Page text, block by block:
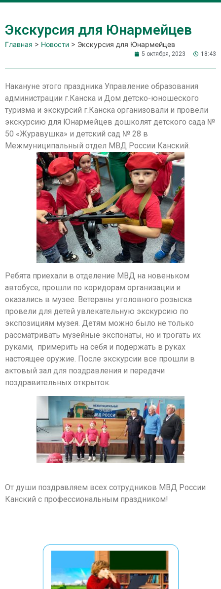
Экскурсия для Юнармейцев
Главная > Новости > Экскурсия для Юнармейцев
5 октября, 2023 18:43
Накануне этого праздника Управление образования
администрации г.Канска и Дом детско-юношеского
туризма и экскурсий г.Канска организовали и провели
экскурсию для Юнармейцев дошколят детского сада №
50 «Журавушка» и детский сад № 28 в
Межмуниципальный отдел МВД России Канский.
Ребята приехали в отделение МВД на новеньком
автобусе, прошли по коридорам организации и
оказались в музее. Ветераны уголовного розыска
провели для детей увлекательную экскурсию по
экспозициям музея. Детям можно было не только
рассматривать музейные экспонаты, но и трогать их
руками, ​ примерить на себя и подержать в руках
настоящее оружие. После экскурсии все прошли в
актовый зал для поздравления и передачи
поздравительных открыток.​ ​ ​ ​ ​ ​
От души поздравляем всех сотрудников МВД России
Канский с профессиональным праздником!​